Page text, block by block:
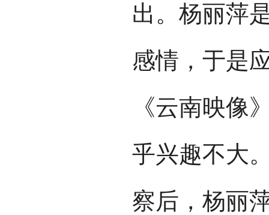
出。杨丽萍
感情，于是
《云南映像
乎兴趣不大
察后，杨丽